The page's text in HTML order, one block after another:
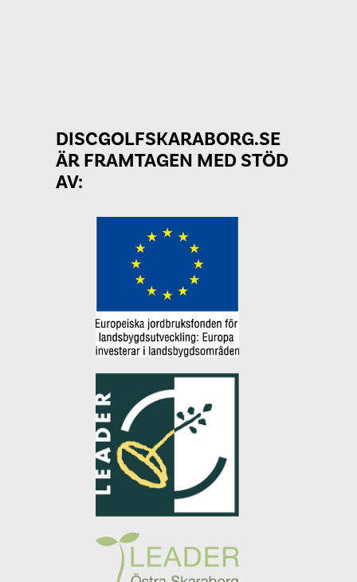
DISCGOLFSKARABORG.SE
ÄR FRAMTAGEN MED STÖD
AV: